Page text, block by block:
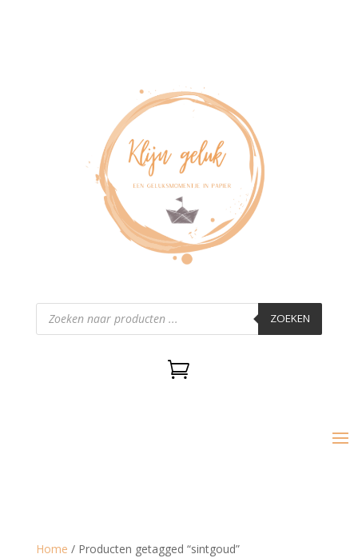
Producten
zoeken ZOEKEN

Home / Producten getagged “sintgoud”